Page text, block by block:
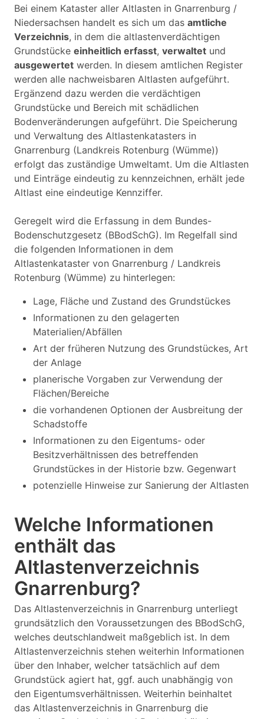
Bei einem Kataster aller Altlasten in Gnarrenburg /
Niedersachsen handelt es sich um das amtliche
Verzeichnis, in dem die altlastenverdächtigen
Grundstücke einheitlich erfasst, verwaltet und
ausgewertet werden. In diesem amtlichen Register
werden alle nachweisbaren Altlasten aufgeführt.
Ergänzend dazu werden die verdächtigen
Grundstücke und Bereich mit schädlichen
Bodenveränderungen aufgeführt. Die Speicherung
und Verwaltung des Altlastenkatasters in
Gnarrenburg (Landkreis Rotenburg (Wümme))
erfolgt das zuständige Umweltamt. Um die Altlasten
und Einträge eindeutig zu kennzeichnen, erhält jede
Altlast eine eindeutige Kennziffer.
Geregelt wird die Erfassung in dem Bundes-
Bodenschutzgesetz (BBodSchG). Im Regelfall sind
die folgenden Informationen in dem
Altlastenkataster von Gnarrenburg / Landkreis
Rotenburg (Wümme) zu hinterlegen:
Lage, Fläche und Zustand des Grundstückes
Informationen zu den gelagerten
Materialien/Abfällen
Art der früheren Nutzung des Grundstückes, Art
der Anlage
planerische Vorgaben zur Verwendung der
Flächen/Bereiche
die vorhandenen Optionen der Ausbreitung der
Schadstoffe
Informationen zu den Eigentums- oder
Besitzverhältnissen des betreffenden
Grundstückes in der Historie bzw. Gegenwart
potenzielle Hinweise zur Sanierung der Altlasten
Welche Informationen
enthält das
Altlastenverzeichnis
Gnarrenburg?
Das Altlastenverzeichnis in Gnarrenburg unterliegt
grundsätzlich den Voraussetzungen des BBodSchG,
welches deutschlandweit maßgeblich ist. In dem
Altlastenverzeichnis stehen weiterhin Informationen
über den Inhaber, welcher tatsächlich auf dem
Grundstück agiert hat, ggf. auch unabhängig von
den Eigentumsverhältnissen. Weiterhin beinhaltet
das Altlastenverzeichnis in Gnarrenburg die